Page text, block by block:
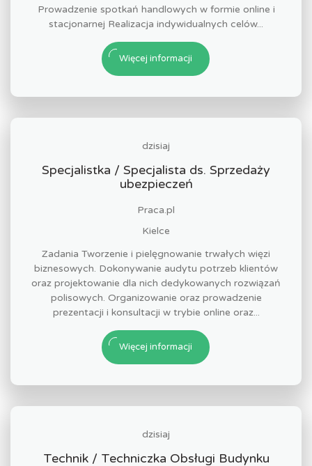
Prowadzenie spotkań handlowych w formie online i
stacjonarnej Realizacja indywidualnych celów...
Więcej informacji
dzisiaj
Specjalistka / Specjalista ds. Sprzedaży
ubezpieczeń
Praca.pl
Kielce
Zadania Tworzenie i pielęgnowanie trwałych więzi
biznesowych. Dokonywanie audytu potrzeb klientów
oraz projektowanie dla nich dedykowanych rozwiązań
polisowych. Organizowanie oraz prowadzenie
prezentacji i konsultacji w trybie online oraz...
Więcej informacji
dzisiaj
Technik / Techniczka Obsługi Budynku